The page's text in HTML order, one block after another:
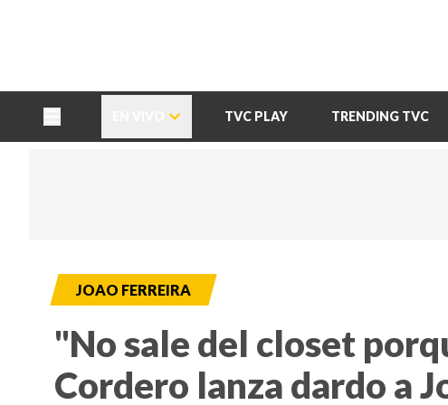
TVC PLAY TRENDING TVC
JOAO FERREIRA
"No sale del closet
Cordero lanza dardo a